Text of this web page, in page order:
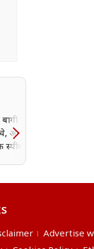
नेता बंगाल
आज 55 से
को सौंप
Advertise